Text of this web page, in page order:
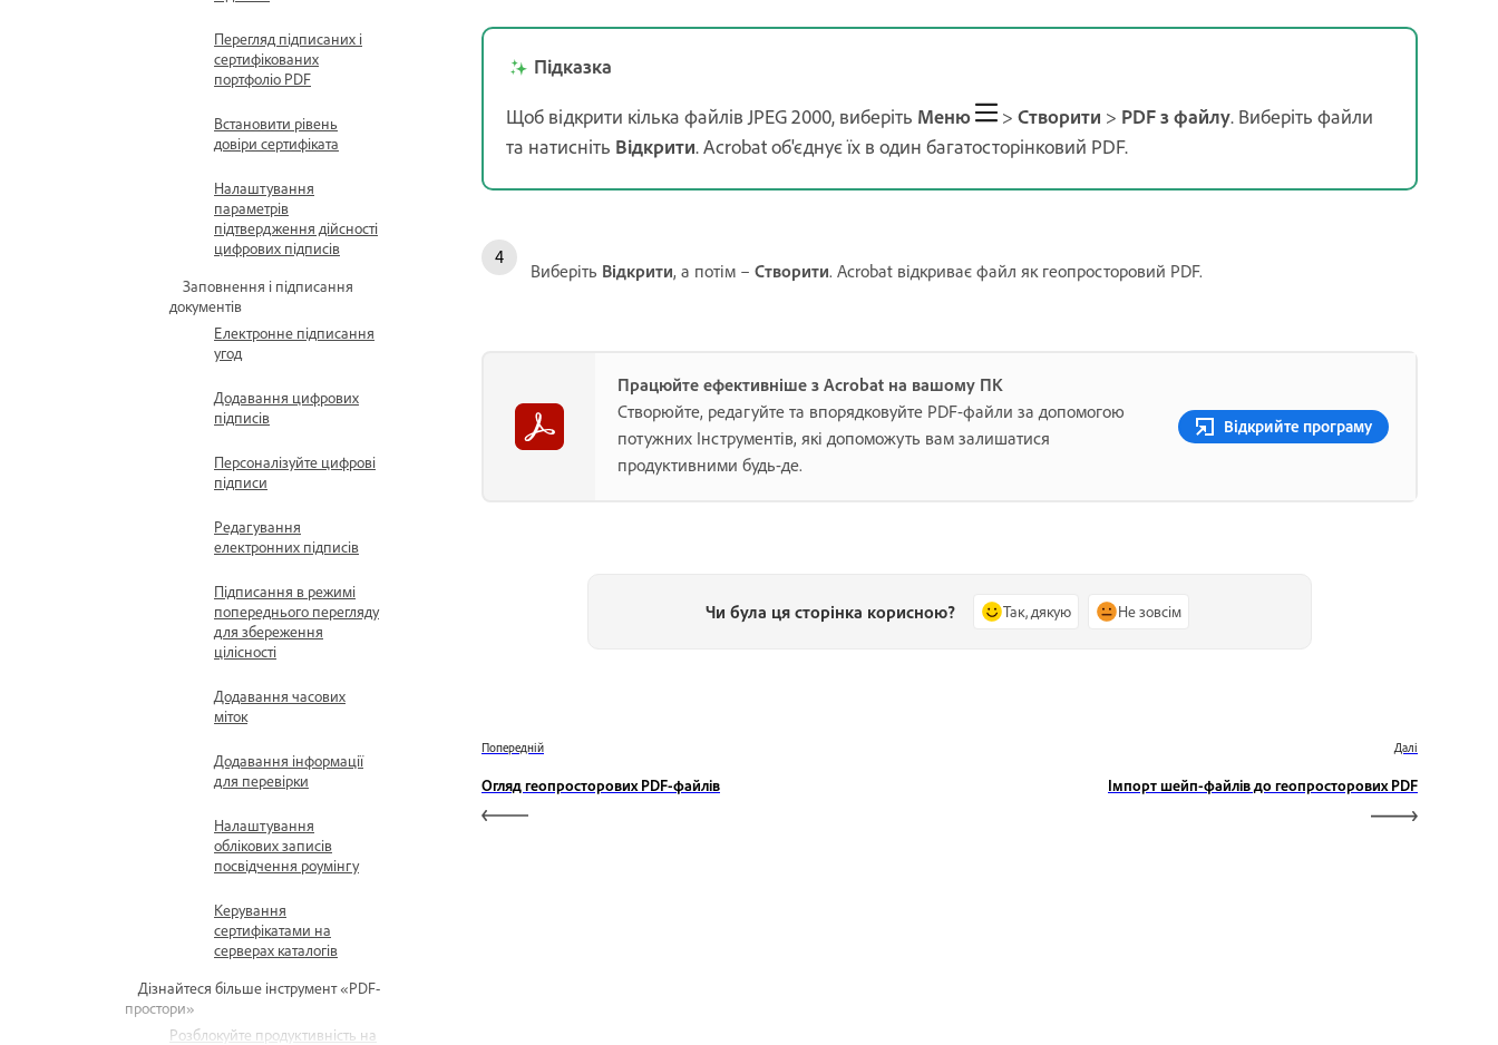
Перегляд підписаних і
сертифікованих
портфоліо PDF
Встановити рівень
довіри сертифіката
Налаштування
параметрів
підтвердження дійсності
цифрових підписів
Заповнення і підписання
документів
Електронне підписання
угод
Додавання цифрових
підписів
Персоналізуйте цифрові
підписи
Редагування
електронних підписів
Підписання в режимі
попереднього перегляду
для збереження
цілісності
Додавання часових
міток
Додавання інформації
для перевірки
Налаштування
облікових записів
посвідчення роумінгу
Керування
сертифікатами на
серверах каталогів
Дізнайтеся більше інструмент «PDF-
простори»
Розблокуйте продуктивність на
Підказка
Щоб відкрити кілька файлів JPEG 2000, виберіть Меню > Створити > PDF з файлу. Виберіть файли
та натисніть Відкрити. Acrobat об'єднує їх в один багатосторінковий PDF.
Виберіть Відкрити, а потім – Створити. Acrobat відкриває файл як геопросторовий PDF.
Працюйте ефективніше з Acrobat на вашому ПК
Створюйте, редагуйте та впорядковуйте PDF-файли за допомогою
потужних Інструментів, які допоможуть вам залишатися
продуктивними будь-де.
Відкрийте програму
Чи була ця сторінка корисною? Так, дякую Не зовсім
Попередній
Огляд геопросторових PDF-файлів
Далі
Імпорт шейп-файлів до геопросторових PDF